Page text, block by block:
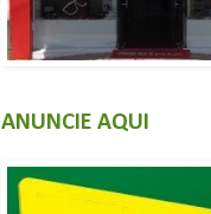
ANUNCIE AQUI